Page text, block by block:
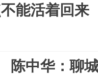
能活着回来
陈中华：聊